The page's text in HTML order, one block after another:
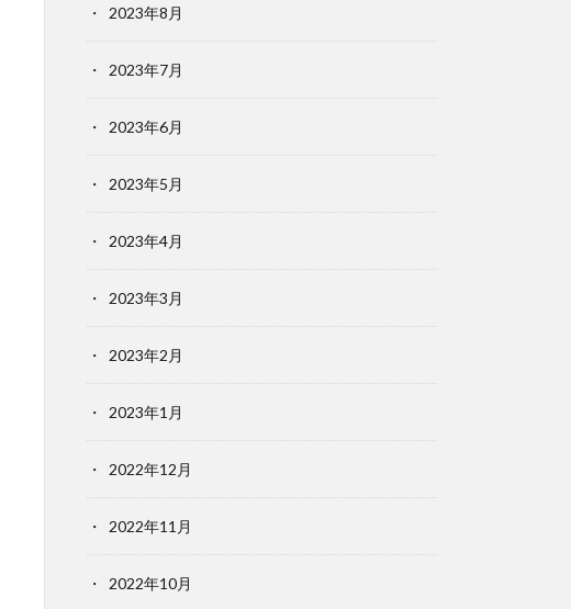
2023年8月
2023年7月
2023年6月
2023年5月
2023年4月
2023年3月
2023年2月
2023年1月
2022年12月
2022年11月
2022年10月